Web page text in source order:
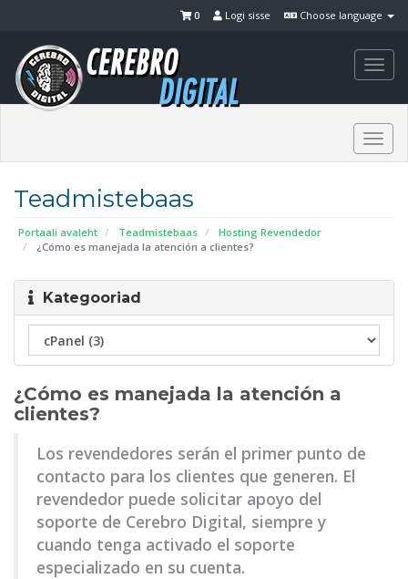
Choose language
Logi sisse
0
Teadmistebaas
Portaali avaleht Teadmistebaas
Hosting Revendedor
¿Cómo es manejada la atención a clientes?
Kategooriad
¿Cómo es manejada la atención a
clientes?
Los revendedores serán el primer punto de
contacto para los clientes que generen. El
revendedor puede solicitar apoyo del
soporte de Cerebro Digital, siempre y
cuando tenga activado el soporte
especializado en su cuenta.